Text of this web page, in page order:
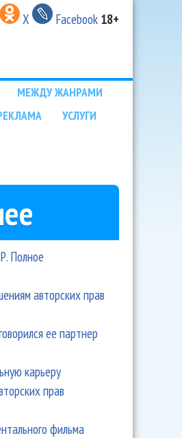
X Facebook 18+
МЕЖДУ ЖАНРАМИ
УСЛУГИ
Полное
авторских прав
ее партнер
карьеру
прав
фильма